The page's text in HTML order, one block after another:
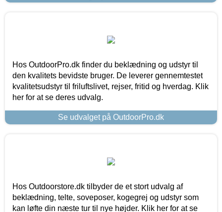
Hos OutdoorPro.dk finder du beklædning og udstyr til
den kvalitets bevidste bruger. De leverer gennemtestet
kvalitetsudstyr til friluftslivet, rejser, fritid og hverdag. Klik
her for at se deres udvalg.
Se udvalget på OutdoorPro.dk
Hos Outdoorstore.dk tilbyder de et stort udvalg af
beklædning, telte, soveposer, kogegrej og udstyr som
kan løfte din næste tur til nye højder. Klik her for at se